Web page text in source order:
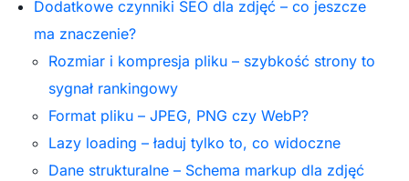
Dodatkowe czynniki SEO dla zdjęć – co jeszcze
ma znaczenie?
Rozmiar i kompresja pliku – szybkość strony to
sygnał rankingowy
Format pliku – JPEG, PNG czy WebP?
Lazy loading – ładuj tylko to, co widoczne
Dane strukturalne – Schema markup dla zdjęć